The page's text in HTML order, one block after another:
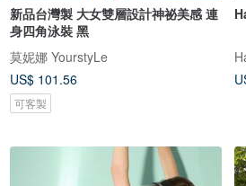
新品台灣製 大女雙層設計神祕美感 連
身四角泳裝 黑
莫妮娜 YourstyLe
US$ 101.56
可客製